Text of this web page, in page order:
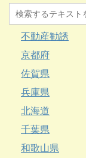
不動産勧誘
京都府
佐賀県
兵庫県
北海道
千葉県
和歌山県